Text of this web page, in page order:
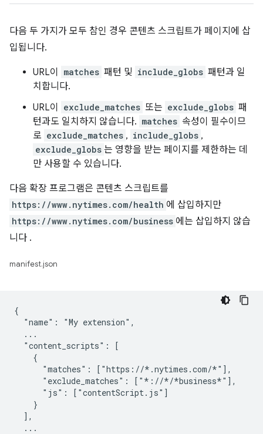
다음 두 가지가 모두 참인 경우 콘텐츠 스크립트가 페이지에 삽
입됩니다.
URL이 matches 패턴 및 include_globs 패턴과 일
치합니다.
URL이
exclude_matches 또는 exclude_globs 패
턴과도 일치하지 않습니다. matches 속성이 필수이므
로 exclude_matches , include_globs ,
exclude_globs 는 영향을 받는 페이지를 제한하는 데
만 사용할 수 있습니다.
다음 확장 프로그램은 콘텐츠 스크립트를
https://www.nytimes.com/health 에 삽입하지만
https://www.nytimes.com/business 에는 삽입하지 않습
니다 .
manifest.json
{
  "name": "My extension",
  ...
  "content_scripts": [
    {
      "matches": ["https://*.nytimes.com/*"],
      "exclude_matches": ["*://*/*business*"],
      "js": ["contentScript.js"]
    }
  ],
  ...